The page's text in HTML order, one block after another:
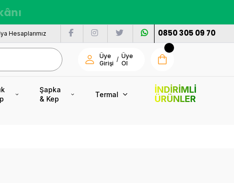
Hesaplarımız 0850 305 09 70
Üye
Girişi
/ Üye
Ol
Şapka
& Kep
Termal
İNDİRİMLİ
ÜRÜNLER